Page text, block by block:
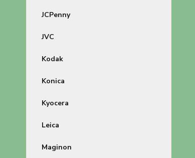
JCPenny
JVC
Kodak
Konica
Kyocera
Leica
Maginon